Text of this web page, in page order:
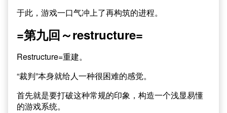
于此，游戏一口气冲上了再构筑的进程。
=第九回～restructure=
Restructure=重建。
“裁判”本身就给人一种很困难的感觉。
首先就是要打破这种常规的印象，构造一个浅显易懂
的游戏系统。